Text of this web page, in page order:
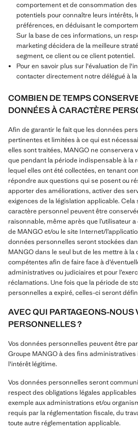
comportement et de consommation
potentiels pour connaître leurs intérêts,
préférences, en déduisant le
Sur la base de ces informations, un
marketing décidera de la meilleure
segment, ce client ou ce client potentiel.
Pour en savoir plus sur l'évaluation de
contacter directement notre délégué à
COMBIEN DE TEMPS
DONNÉES À CARACTÈRE
Afin de garantir le fait que les données
pertinentes et limitées à ce qui est
elles sont traitées, MANGO ne conservera
que pendant la période indispensable à la
lequel elles ont été collectées, en tenant
répondre aux questions qui se posent ou
apporter des améliorations, activer des
exigences de la législation applicable.
caractère personnel peuvent être
raisonnable, même après que l’utilisateur
de MANGO et/ou le site Internet/
données personnelles seront stockées
MANGO dans le seul but de les mettre à
compétentes afin de faire face à
administratives ou judiciaires et pour
réclamations. Une fois que la période de
personnelles a expiré, celles-ci seront
AVEC QUI PARTAGEONS-NOUS
PERSONNELLES ?
Vos données personnelles peuvent être
Groupe MANGO à des fins
l'intérêt légitime.
Vos données personnelles seront
respect des obligations légales
exemple aux administrations et/ou
requis par la réglementation fiscale, du
toute autre réglementation applicable.